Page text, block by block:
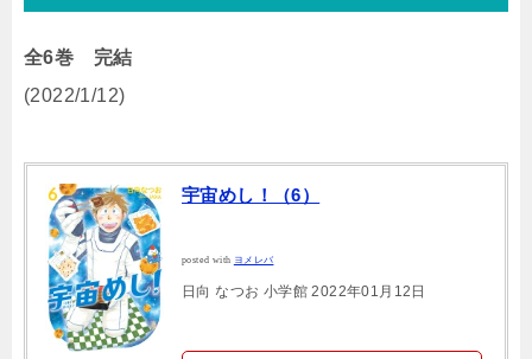
全6巻 完結
(2022/1/12)
宇宙めし！（6）
posted with ヨメレバ
日向 なつお 小学館 2022年01月12日